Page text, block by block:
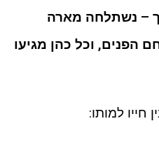
– נשתלחה מארה
הפנים, וכל כהן מגיעו
חייו למותו: